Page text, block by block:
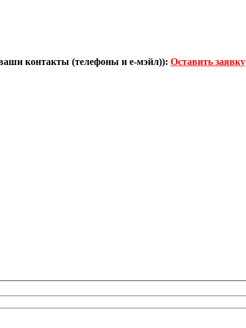
контакты (телефоны и е-мэйл)): Оставить заявку